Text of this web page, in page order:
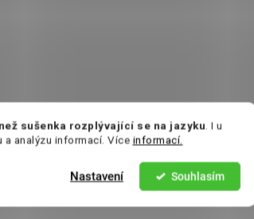
sušenka rozplývající se na jazyku . I u
analýzu informací. Více informací.
Souhlasím
Nastavení